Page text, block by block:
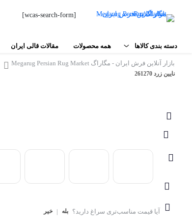
[wcas-search-form]
دسته بندی کالاها
فرش دستبافت
کاشان
ابزار بافت فرش
همه محصولات مقالات قالی ایران
بازار آنلاین فرش ایران - مگاراگ Megarug Persian Rug Market
نایین زرد 261270
آیا قیمت مناسب‌تری سراغ دارید؟ بله | خیر